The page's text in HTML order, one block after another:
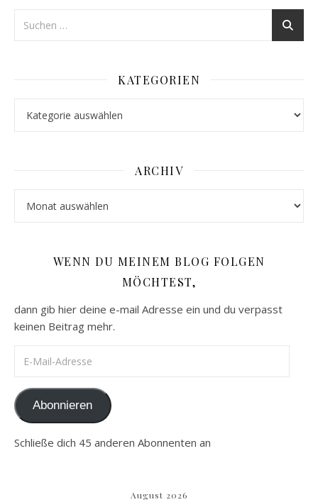
KATEGORIEN
ARCHIV
WENN DU MEINEM BLOG FOLGEN
MÖCHTEST,
dann gib hier deine e-mail Adresse ein und du verpasst
keinen Beitrag mehr.
Abonnieren
Schließe dich 45 anderen Abonnenten an
August 2026